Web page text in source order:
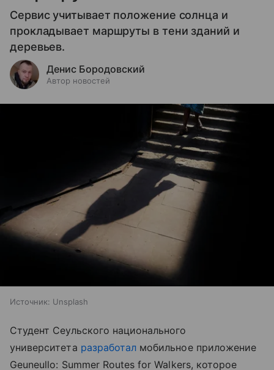
Сервис учитывает положение солнца и
прокладывает маршруты в тени зданий и
деревьев.
Денис Бородовский
Автор новостей
Источник: Unsplash
Студент Сеульского национального
университета разработал мобильное приложение
Geuneullo: Summer Routes for Walkers, которое